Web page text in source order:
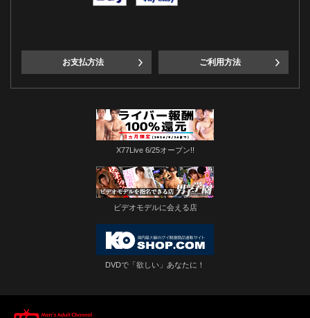
お支払方法 ご利用方法
X77Live 6/25オープン!!
ビデオモデルに会える店
DVDで「欲しい」あなたに！